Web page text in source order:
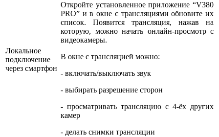
Локальное
подключение
через смартфон
Откройте установленное приложение “V380
PRO” и в окне с трансляциями обновите их
список. Появится трансляция, нажав на
которую, можно начать онлайн-просмотр с
видеокамеры.
В окне с трансляцией можно:
- включать/выключать звук
- выбирать разрешение сторон
- просматривать трансляцию с 4-ёх других
камер
- делать снимки трансляции